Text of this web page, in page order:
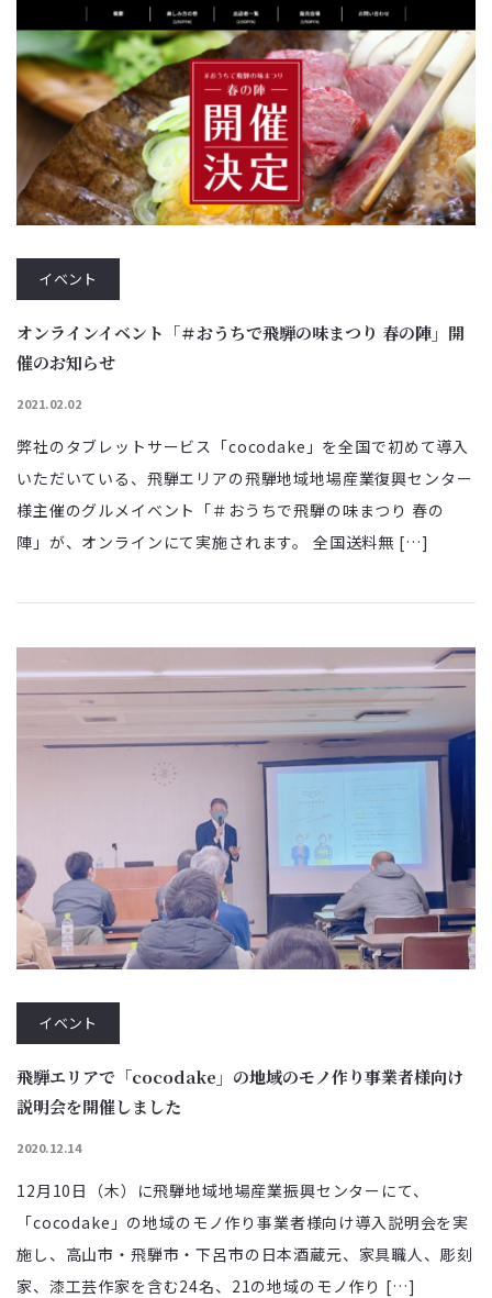
イベント
オンラインイベント「＃おうちで飛騨の味まつり 春の陣」開
催のお知らせ
2021.02.02
弊社のタブレットサービス「cocodake」を全国で初めて導入
いただいている、飛騨エリアの飛騨地域地場産業復興センター
様主催のグルメイベント「＃おうちで飛騨の味まつり 春の
陣」が、オンラインにて実施されます。 全国送料無 […]
イベント
飛騨エリアで「cocodake」の地域のモノ作り事業者様向け
説明会を開催しました
2020.12.14
12月10日（木）に飛騨地域地場産業振興センターにて、
「cocodake」の地域のモノ作り事業者様向け導入説明会を実
施し、高山市・飛騨市・下呂市の日本酒蔵元、家具職人、彫刻
家、漆工芸作家を含む24名、21の地域のモノ作り […]